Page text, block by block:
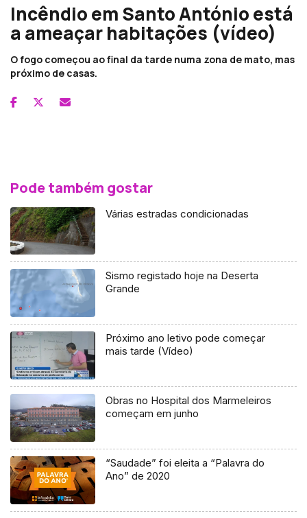
Incêndio em Santo António está
a ameaçar habitações (vídeo)
O fogo começou ao final da tarde numa zona de mato, mas
próximo de casas.
Pode também gostar
Várias estradas condicionadas
Sismo registado hoje na Deserta
Grande
Próximo ano letivo pode começar
mais tarde (Vídeo)
Obras no Hospital dos Marmeleiros
começam em junho
“Saudade” foi eleita a “Palavra do
Ano” de 2020